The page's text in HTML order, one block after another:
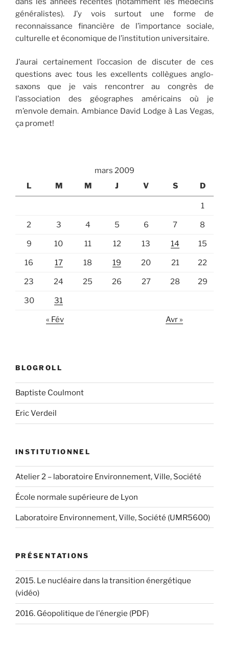
généralistes). J’y vois surtout une forme de
reconnaissance financière de l’importance sociale,
culturelle et économique de l’institution universitaire.
J’aurai certainement l’occasion de discuter de ces
questions avec tous les excellents collègues anglo-
saxons que je vais rencontrer au congrès de
l’association des géographes américains où je
m’envole demain. Ambiance David Lodge à Las Vegas,
ça promet!
mars 2009
L
M M J V S D
1
2 3 4 5 6 7 8
9 10 11 12 13 14 15
16 17 18 19 20 21 22
23 24 25 26 27 28 29
30 31
« Fév Avr »
BLOGROLL
Baptiste Coulmont
Eric Verdeil
INSTITUTIONNEL
Atelier 2 – laboratoire Environnement, Ville, Société
École normale supérieure de Lyon
Laboratoire Environnement, Ville, Société (UMR5600)
PRÉSENTATIONS
2015. Le nucléaire dans la transition énergétique
(vidéo)
2016. Géopolitique de l'énergie (PDF)